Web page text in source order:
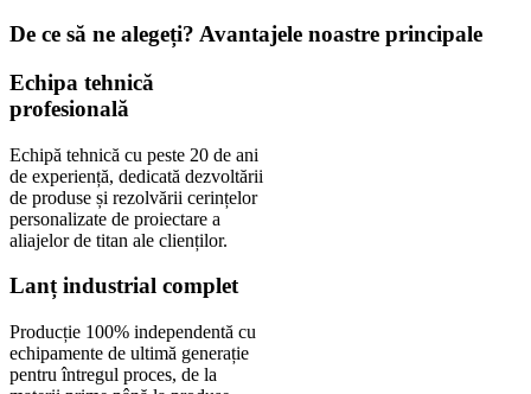
De ce să ne alegeți? Avantajele noastre principale
Echipa tehnică
profesională
Echipă tehnică cu peste 20 de ani
de experiență, dedicată dezvoltării
de produse și rezolvării cerințelor
personalizate de proiectare a
aliajelor de titan ale clienților.
Lanț industrial complet
Producție 100% independentă cu
echipamente de ultimă generație
pentru întregul proces, de la